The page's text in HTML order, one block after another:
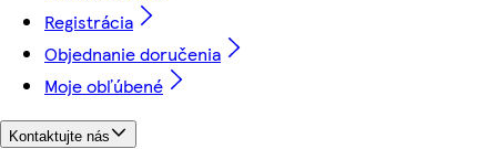
Registrácia
Objednanie doručenia
Moje obľúbené
Kontaktujte nás